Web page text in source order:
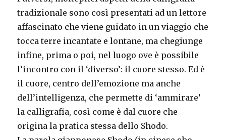
tradizionale sono così presentati ad un lettore
affascinato che viene guidato in un viaggio che
tocca terre incantate e lontane, ma chegiunge
infine, prima o poi, nel luogo ove è possibile
l’incontro con il ‘diverso’: il cuore stesso. Ed è
il cuore, centro dell’emozione ma anche
dell’intelligenza, che permette di ‘ammirare’
la calligrafia, così come è dal cuore che
origina la pratica stessa dello Shodo.